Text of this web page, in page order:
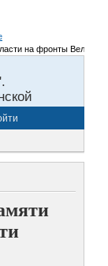
на фронты Великой